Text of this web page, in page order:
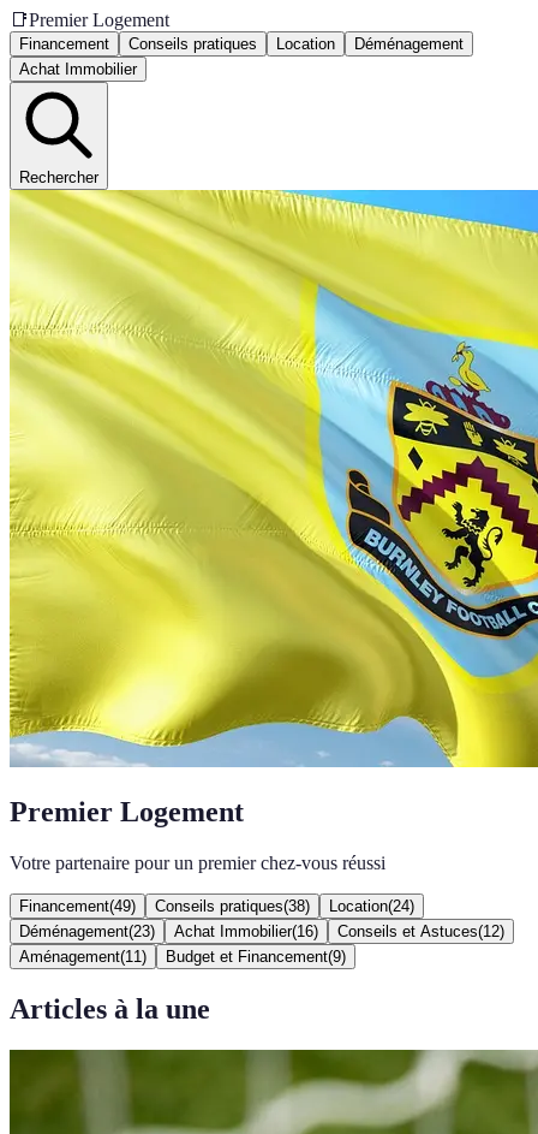
📑Premier Logement
Financement Conseils pratiques Location
Déménagement
Achat Immobilier
Rechercher
Premier Logement
Votre partenaire pour un premier chez-vous réussi
Financement(49) Conseils pratiques(38) Location(24)
Déménagement(23) Achat Immobilier(16) Conseils et Astuces(12)
Aménagement(11 ) Budget et Financement(9)
Articles à la une